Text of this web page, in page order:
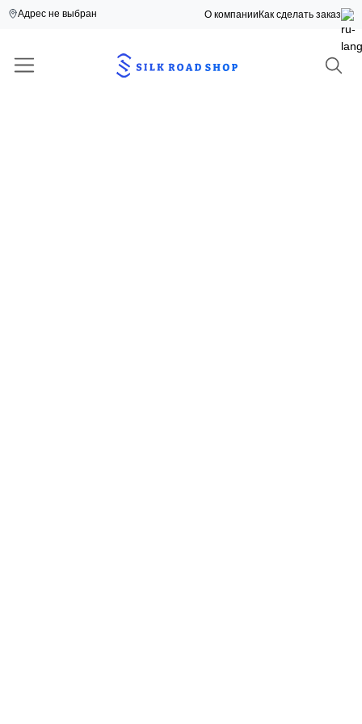
Адрес не выбран О компании Как сделать заказ